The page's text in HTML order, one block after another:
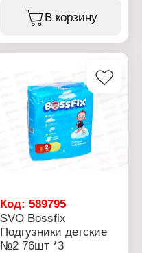
Характеристики:
Бренд: SVO
В корзину
Код:589795
SVO Bossfix
Подгузники детские
№2 76шт *3